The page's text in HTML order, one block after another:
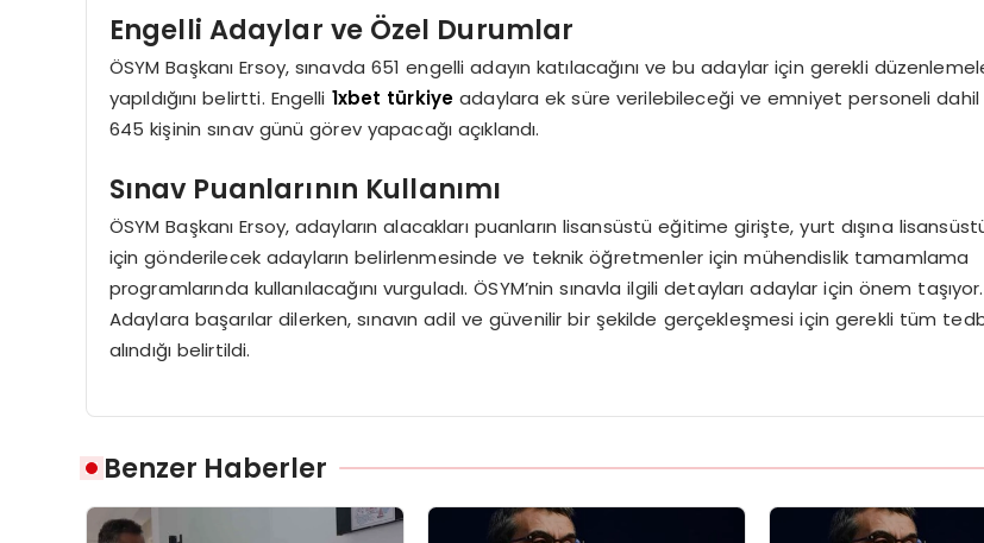
Engelli Adaylar ve Özel Durumlar
ÖSYM Başkanı Ersoy, sınavda 651 engelli adayın katılacağını ve bu adaylar için gerekli
yapıldığını belirtti. Engelli 1xbet türkiye adaylara ek süre verilebileceği ve emniyet personeli dahil
645 kişinin sınav günü görev yapacağı açıklandı.
Sınav Puanlarının Kullanımı
ÖSYM Başkanı Ersoy, adayların alacakları puanların lisansüstü eğitime girişte, yurt dışına
için gönderilecek adayların belirlenmesinde ve teknik öğretmenler için mühendislik tamamlama
programlarında kullanılacağını vurguladı. ÖSYM’nin sınavla ilgili detayları adaylar için önem taşıyor.
Adaylara başarılar dilerken, sınavın adil ve güvenilir bir şekilde gerçekleşmesi için gerekli tüm
alındığı belirtildi.
Benzer Haberler